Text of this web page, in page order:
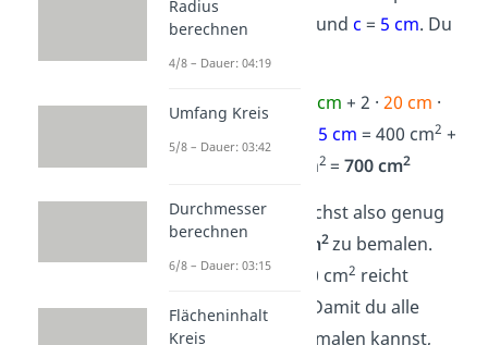
20 cm,b und c = 5 cm. Du
bekommst also:
O = 2 · 20 cm 10 cm + 2 · 20 cm ·
5 cm = 400 cm2 +
+ 100 cm2 = 700 cm2
Lösung:Du brauchst also genug
Farbe, um
700 cm2zu bemalen.
Eine Tube für 500 cm2 reicht
somit nicht aus. Damit du alle
Außenflächen anmalen kannst,
Radius
berechnen
4/8 – Dauer: 04:19
Umfang Kreis
5/8 – Dauer: 03:42
Durchmesser
berechnen
6/8 – Dauer: 03:15
Flächeninhalt
Kreis